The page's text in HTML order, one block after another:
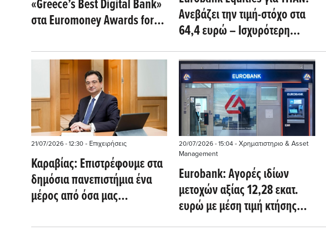
«Greece’s Best Digital Bank»
στα Euromoney Awards for
Ανεβάζει την τιμή-στόχο στα
64,4 ευρώ – Ισχυρότερη
ανάπτυξη μέσω εξαγορών
και επενδύσεων
21/07/2026 - 12:30 - Επιχειρήσεις
Καραβίας: Επιστρέφουμε στα
δημόσια πανεπιστήμια ένα
μέρος από όσα μας
20/07/2026 - 15:04 - Χρηματιστηριο & Asset
Management
Eurobank: Αγορές ιδίων
μετοχών αξίας 12,28 εκατ.
ευρώ με μέση τιμή κτήσης
4,22 ευρώ